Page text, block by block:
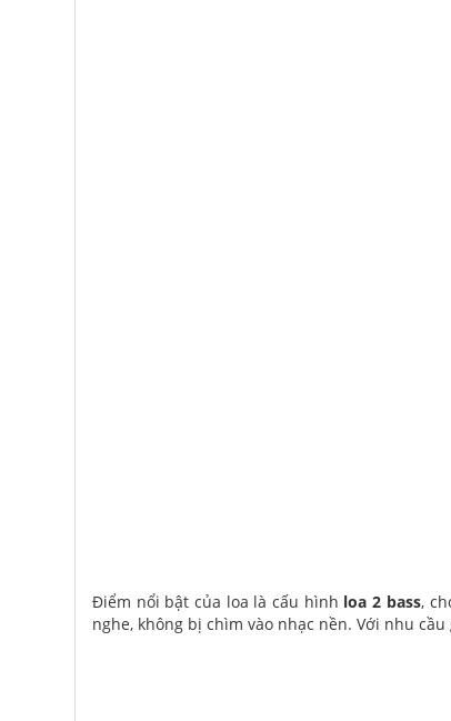
Điểm nổi bật của loa là cấu hình loa 2 bass,
nghe, không bị chìm vào nhạc nền. Với nhu